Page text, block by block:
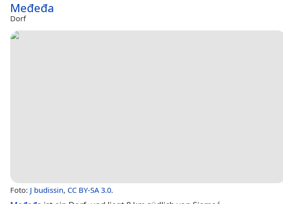
Međeđa
Dorf
Foto: J budissin, CC BY-SA 3.0.